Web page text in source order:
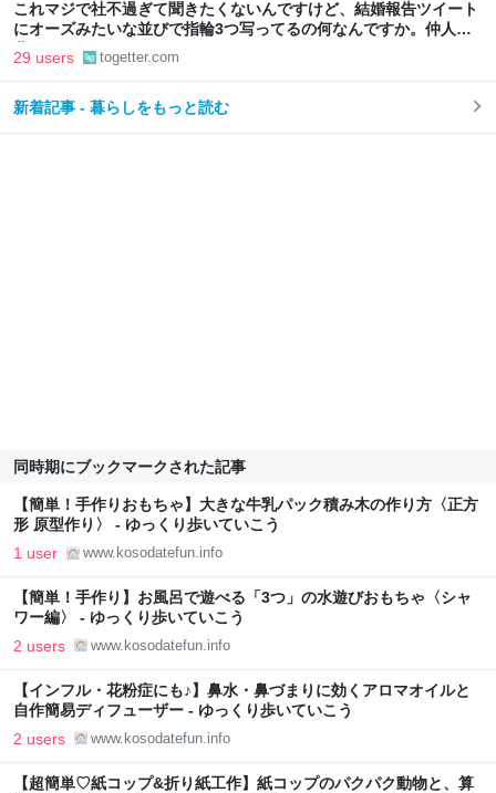
これマジで社不過ぎて聞きたくないんですけど、結婚報告ツイート
にオーズみたいな並びで指輪3つ写ってるの何なんですか。仲人の
分？
29 users togetter.com
新着記事 - 暮らしをもっと読む
同時期にブックマークされた記事
【簡単！手作りおもちゃ】大きな牛乳パック積み木の作り方〈正方
形 原型作り〉 - ゆっくり歩いていこう
1 user www.kosodatefun.info
【簡単！手作り】お風呂で遊べる「3つ」の水遊びおもちゃ〈シャ
ワー編〉 - ゆっくり歩いていこう
2 users www.kosodatefun.info
【インフル・花粉症にも♪】鼻水・鼻づまりに効くアロマオイルと
自作簡易ディフューザー - ゆっくり歩いていこう
2 users www.kosodatefun.info
【超簡単♡紙コップ&折り紙工作】紙コップのパクパク動物と、算